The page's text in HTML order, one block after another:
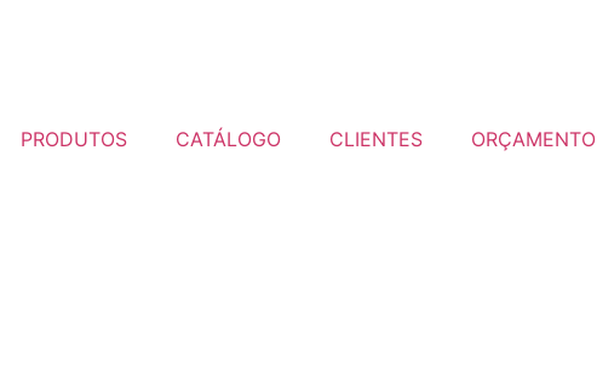
PRODUTOS CATÁLOGO CLIENTES ORÇAMENTO